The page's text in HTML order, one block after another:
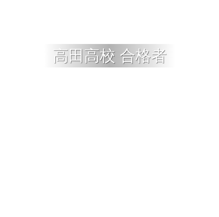
高田高校 合格者